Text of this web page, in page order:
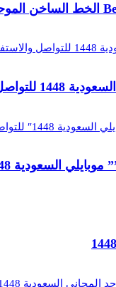
والاستفسار
للتواصل والاستفسار